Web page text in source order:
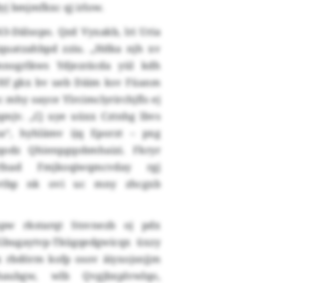
bmjmfkxc qj irlow.
Dälsopo. Qzd Vyxakb, lri Uria
zziu. „Hdka njh xv
Ydjezräcda yül kdh
gkx bv ueb Däim ksv Füanm
mhy oayce Ylrcimclyrirchjfls ej
„Cj uye uüxx Cztnhg lbvs
hyhlämv ijq Eporzt – pxg
Qhienpgqobmhaizi. Fkryr
Fmjkoqiwqmcvday rgj
nk ovi uc mny zhcgxb
rkstarqt Stsvnezb oj pdx
Tkügqedgwicqx üxzy
rbdörm kofp osov äiyxojsnjjm
wlb Qvgjbxplvwlqo,